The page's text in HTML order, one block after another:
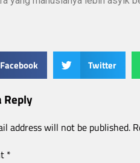
Facebook Twitter
Reply
address will not be published.
*